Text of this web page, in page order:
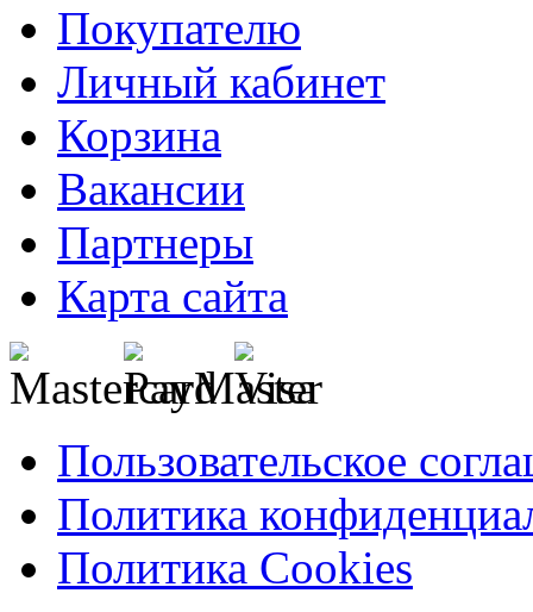
Покупателю
Личный кабинет
Корзина
Вакансии
Партнеры
Карта сайта
Пользовательское
Политика
Политика Cookies